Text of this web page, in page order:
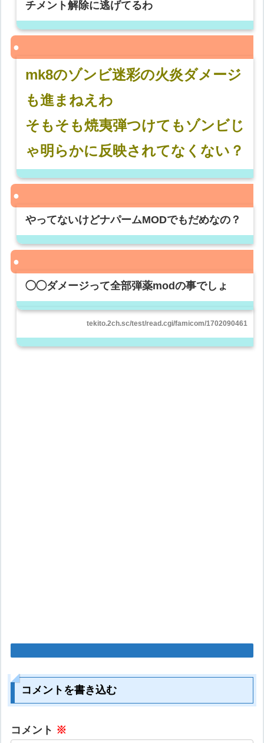
チメント解除に逃げてるわ
mk8のゾンビ迷彩の火炎ダメージ
も進まねえわ
そもそも焼夷弾つけてもゾンビじ
ゃ明らかに反映されてなくない？
やってないけどナパームMODでもだめなの？
◯◯ダメージって全部弾薬modの事でしょ
tekito.2ch.sc/test/read.cgi/famicom/1702090461
コメントを書き込む
コメント ※